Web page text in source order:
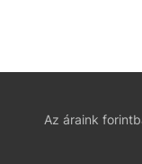
Az áraink